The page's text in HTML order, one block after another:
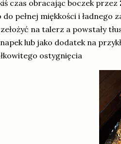
czas obracając boczek przez
do pełnej miękkości i ładnego
na talerz a powstały
lub jako dodatek na
ostygnięcia